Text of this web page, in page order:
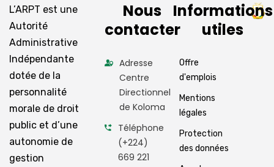
L’ARPT est une
Autorité
Administrative
Indépendante
dotée de la
personnalité
morale de droit
public et d’une
autonomie de
gestion
Nous
contacter
Adresse
Centre
Directionnel
de Koloma
Téléphone
(+224)
669 221
Informations
utiles
Offre
d'emplois
Mentions
légales
Protection
des données